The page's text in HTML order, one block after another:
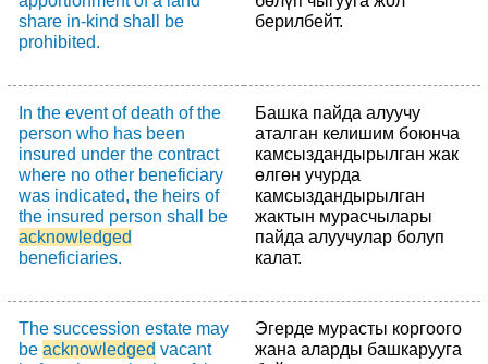
share in-kind shall be
prohibited.
берилбейт.
In the event of death of the
person who has been
insured under the contract
where no other beneficiary
was indicated, the heirs of
the insured person shall be
acknowledged
beneficiaries.
Башка пайда алуучу
аталган келишим боюнча
камсыздандырылган жак
өлгөн учурда
камсыздандырылган
жактын мурасчылары
пайда алуучулар болуп
калат.
The succession estate may
be acknowledged vacant
Эгерде мурасты коргоого
жана аларды башкарууга